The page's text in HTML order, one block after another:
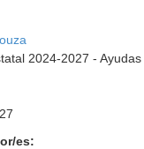
2024-2027 -
es: